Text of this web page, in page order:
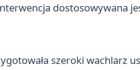
dostosowywana
szeroki wachlarz